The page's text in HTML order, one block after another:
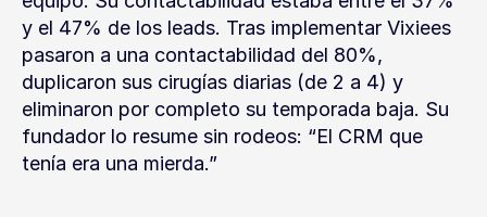
y el 47% de los leads. Tras implementar Vixiees
pasaron a una contactabilidad del 80%,
duplicaron sus cirugías diarias (de 2 a 4) y
eliminaron por completo su temporada baja. Su
fundador lo resume sin rodeos: “El CRM que
tenía era una mierda.”